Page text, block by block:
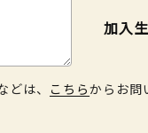
加入
は、 こちらからお問